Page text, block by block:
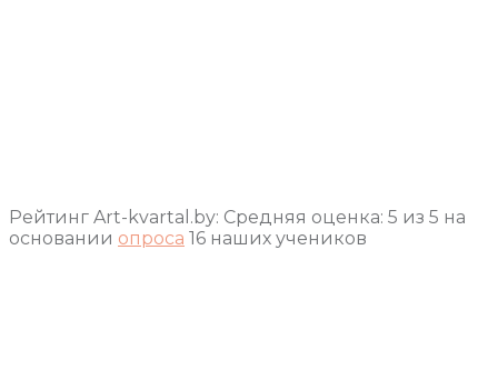
Рейтинг Art-kvartal.by: Средняя оценка: 5 из 5 на
основании опроса 16 наших учеников